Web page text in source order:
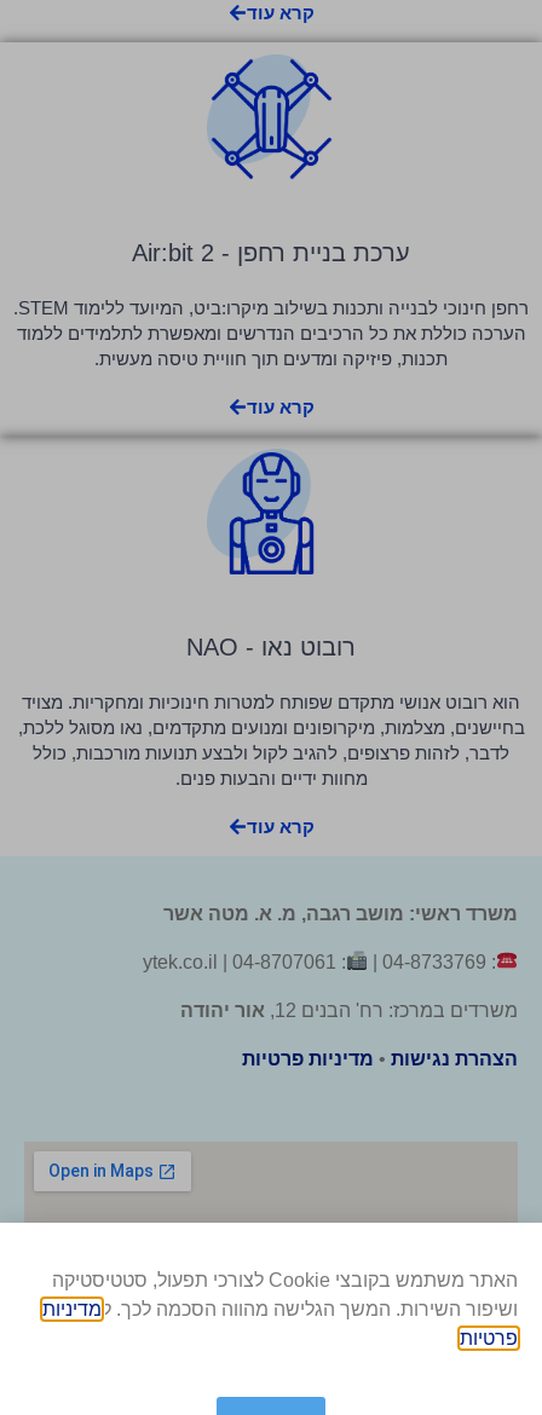
קרא עוד
ערכת בניית רחפן - Air:bit 2
רחפן חינוכי לבנייה ותכנות בשילוב מיקרו:ביט, המיועד ללימוד STEM.
הערכה כוללת את כל הרכיבים הנדרשים ומאפשרת לתלמידים ללמוד
תכנות, פיזיקה ומדעים תוך חוויית טיסה מעשית.
קרא עוד
רובוט נאו - NAO​​
הוא רובוט אנושי מתקדם שפותח למטרות חינוכיות ומחקריות. מצויד
בחיישנים, מצלמות, מיקרופונים ומנועים מתקדמים, נאו מסוגל ללכת,
לדבר, לזהות פרצופים, להגיב לקול ולבצע תנועות מורכבות, כולל
מחוות ידיים והבעות פנים.
קרא עוד
משרד ראשי: מושב רגבה, מ. א. מטה אשר
: 04-8733769 |
: 04-8707061 | ytek.co.il
משרדים במרכז: רח' הבנים 12, אור יהודה
הצהרת נגישות • מדיניות פרטיות
האתר משתמש בקובצי Cookie לצורכי תפעול, סטטיסטיקה
ושיפור השירות. המשך הגלישה מהווה הסכמה לכך. ל מדיניות
פרטיות